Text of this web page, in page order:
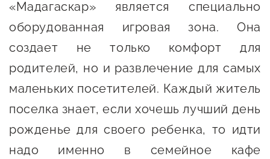
Поддержка социальных
предпринимателей
Поддержка экспортеров
Финансовая поддержка
внешнего санкционного
давления
«Мадагаскар» является специально
оборудованная игровая зона. Она
создает не только комфорт для
родителей, но и развлечение для самых
маленьких посетителей. Каждый житель
поселка знает, если хочешь лучший день
рожденье для своего ребенка, то идти
надо именно в семейное кафе